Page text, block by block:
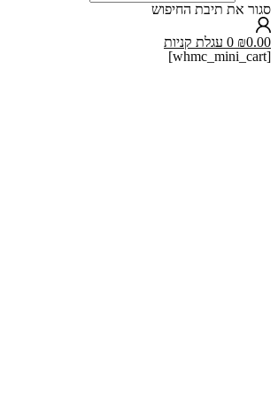
סגור את תיבת החיפוש
₪0.00
0 עגלת קניות
[whmc_mini_cart]